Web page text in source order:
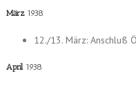
März 1938
12./13. März: Anschluß
April 1938